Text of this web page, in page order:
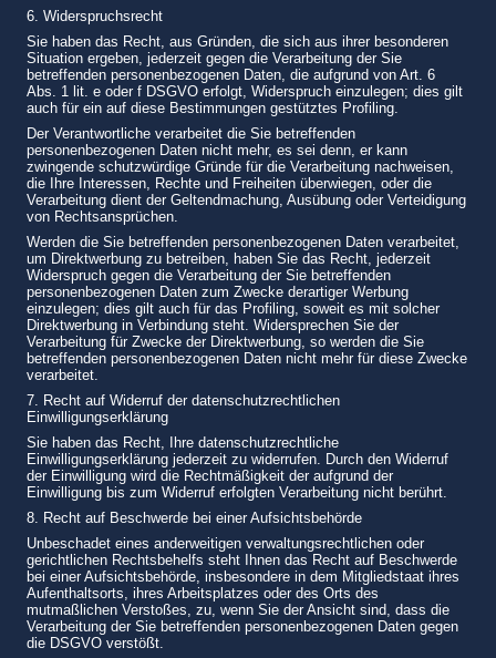
6. Widerspruchsrecht
Sie haben das Recht, aus Gründen, die sich aus ihrer besonderen
Situation ergeben, jederzeit gegen die Verarbeitung der Sie
betreffenden personenbezogenen Daten, die aufgrund von Art. 6
Abs. 1 lit. e oder f DSGVO erfolgt, Widerspruch einzulegen; dies gilt
auch für ein auf diese Bestimmungen gestütztes Profiling.
Der Verantwortliche verarbeitet die Sie betreffenden
personenbezogenen Daten nicht mehr, es sei denn, er kann
zwingende schutzwürdige Gründe für die Verarbeitung nachweisen,
die Ihre Interessen, Rechte und Freiheiten überwiegen, oder die
Verarbeitung dient der Geltendmachung, Ausübung oder Verteidigung
von Rechtsansprüchen.
Werden die Sie betreffenden personenbezogenen Daten verarbeitet,
um Direktwerbung zu betreiben, haben Sie das Recht, jederzeit
Widerspruch gegen die Verarbeitung der Sie betreffenden
personenbezogenen Daten zum Zwecke derartiger Werbung
einzulegen; dies gilt auch für das Profiling, soweit es mit solcher
Direktwerbung in Verbindung steht. Widersprechen Sie der
Verarbeitung für Zwecke der Direktwerbung, so werden die Sie
betreffenden personenbezogenen Daten nicht mehr für diese Zwecke
verarbeitet.
7. Recht auf Widerruf der datenschutzrechtlichen
Einwilligungserklärung
Sie haben das Recht, Ihre datenschutzrechtliche
Einwilligungserklärung jederzeit zu widerrufen. Durch den Widerruf
der Einwilligung wird die Rechtmäßigkeit der aufgrund der
Einwilligung bis zum Widerruf erfolgten Verarbeitung nicht berührt.
8. Recht auf Beschwerde bei einer Aufsichtsbehörde
Unbeschadet eines anderweitigen verwaltungsrechtlichen oder
gerichtlichen Rechtsbehelfs steht Ihnen das Recht auf Beschwerde
bei einer Aufsichtsbehörde, insbesondere in dem Mitgliedstaat ihres
Aufenthaltsorts, ihres Arbeitsplatzes oder des Orts des
mutmaßlichen Verstoßes, zu, wenn Sie der Ansicht sind, dass die
Verarbeitung der Sie betreffenden personenbezogenen Daten gegen
die DSGVO verstößt.